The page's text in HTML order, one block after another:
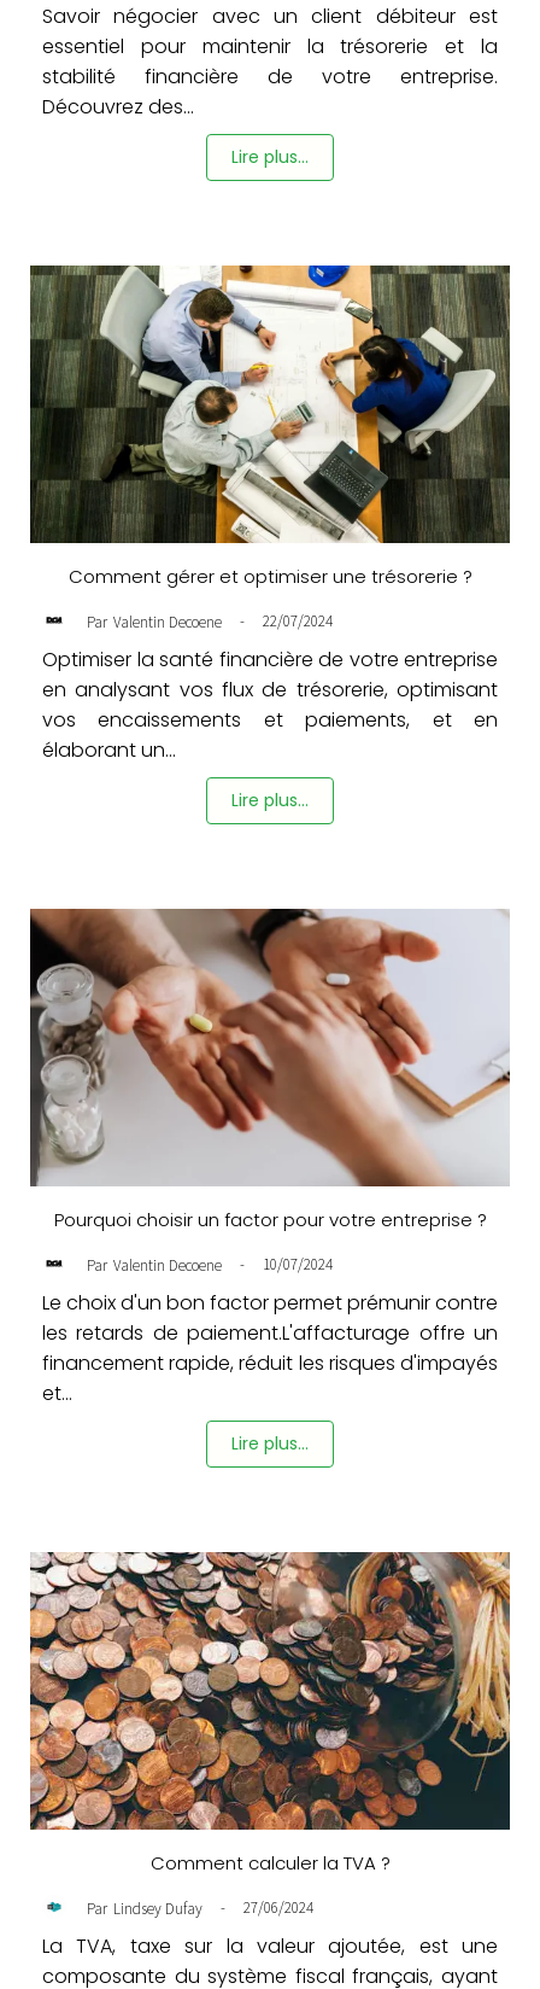
Savoir négocier avec un client débiteur est
essentiel pour maintenir la trésorerie et la
stabilité financière de votre entreprise.
Découvrez des...
Lire plus...
Comment gérer et optimiser une trésorerie ?
Par Valentin Decoene - 22/07/2024
Optimiser la santé financière de votre entreprise
en analysant vos flux de trésorerie, optimisant
vos encaissements et paiements, et en
élaborant un...
Lire plus...
Pourquoi choisir un factor pour votre entreprise ?
Par Valentin Decoene - 10/07/2024
Le choix d'un bon factor permet prémunir contre
les retards de paiement.L'affacturage offre un
financement rapide, réduit les risques d'impayés
et...
Lire plus...
Comment calculer la TVA ?
Par Lindsey Dufay - 27/06/2024
La TVA, taxe sur la valeur ajoutée, est une
composante du système fiscal français, ayant